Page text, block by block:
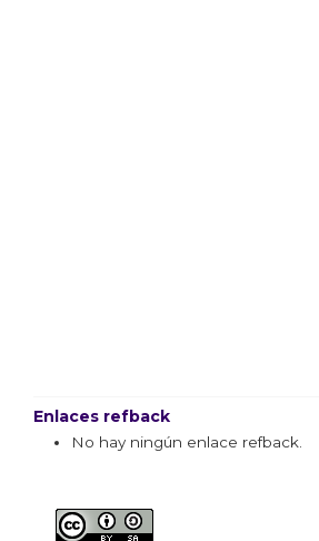
Enlaces refback
No hay ningún enlace refback.